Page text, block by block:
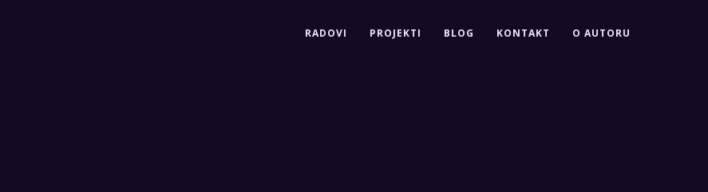
RADOVI PROJEKTI BLOG KONTAKT O AUTORU